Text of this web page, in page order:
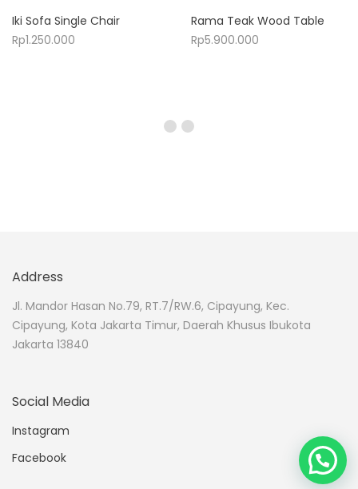
Iki Sofa Single Chair
Rp1.250.000
Rama Teak Wood Table
Rp5.900.000
Address
Jl. Mandor Hasan No.79, RT.7/RW.6, Cipayung, Kec.
Cipayung, Kota Jakarta Timur, Daerah Khusus Ibukota
Jakarta 13840
Social Media
Instagram
Facebook